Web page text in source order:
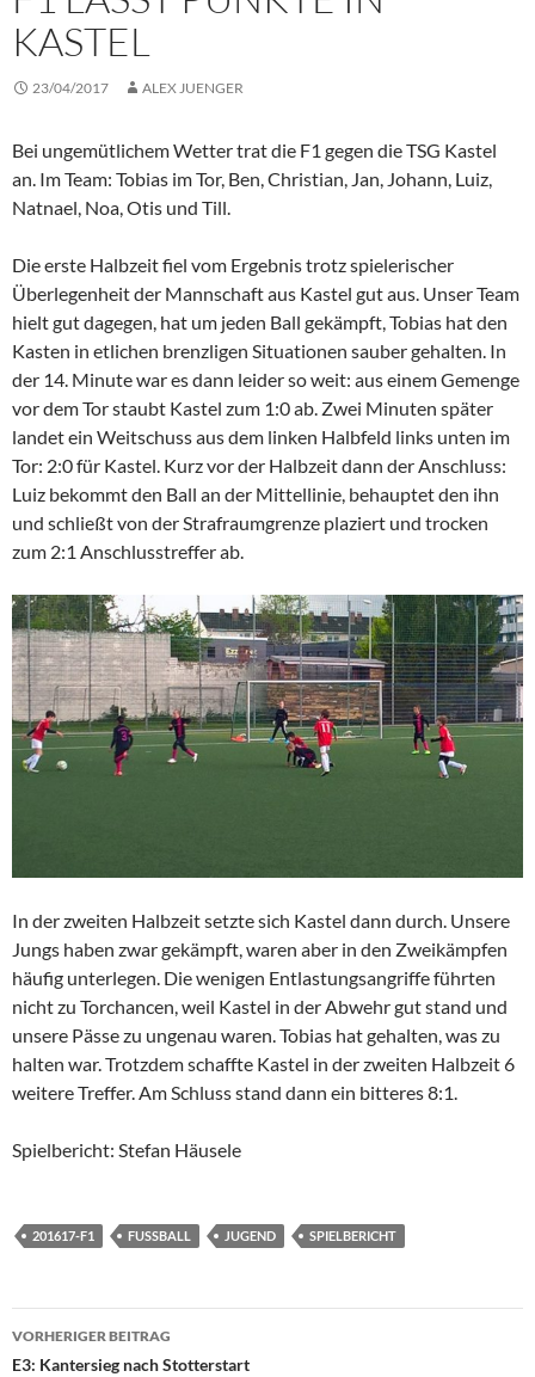
KASTEL
23/04/2017 ALEX JUENGER
Bei ungemütlichem Wetter trat die F1 gegen die TSG Kastel
an. Im Team: Tobias im Tor, Ben, Christian, Jan, Johann, Luiz,
Natnael, Noa, Otis und Till.
Die erste Halbzeit fiel vom Ergebnis trotz spielerischer
Überlegenheit der Mannschaft aus Kastel gut aus. Unser Team
hielt gut dagegen, hat um jeden Ball gekämpft, Tobias hat den
Kasten in etlichen brenzligen Situationen sauber gehalten. In
der 14. Minute war es dann leider so weit: aus einem Gemenge
vor dem Tor staubt Kastel zum 1:0 ab. Zwei Minuten später
landet ein Weitschuss aus dem linken Halbfeld links unten im
Tor: 2:0 für Kastel. Kurz vor der Halbzeit dann der Anschluss:
Luiz bekommt den Ball an der Mittellinie, behauptet den ihn
und schließt von der Strafraumgrenze plaziert und trocken
zum 2:1 Anschlusstreffer ab.
In der zweiten Halbzeit setzte sich Kastel dann durch. Unsere
Jungs haben zwar gekämpft, waren aber in den Zweikämpfen
häufig unterlegen. Die wenigen Entlastungsangriffe führten
nicht zu Torchancen, weil Kastel in der Abwehr gut stand und
unsere Pässe zu ungenau waren. Tobias hat gehalten, was zu
halten war. Trotzdem schaffte Kastel in der zweiten Halbzeit 6
weitere Treffer. Am Schluss stand dann ein bitteres 8:1.
Spielbericht: Stefan Häusele
201617-F1 FUSSBALL JUGEND SPIELBERICHT
Beitragsnavigation
VORHERIGER BEITRAG
E3: Kantersieg nach Stotterstart